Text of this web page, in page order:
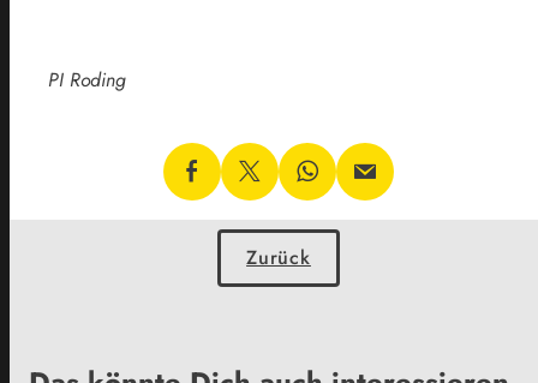
PI Roding
Zurück